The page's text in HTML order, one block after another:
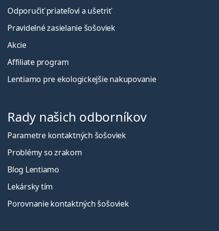
Odporučiť priateľovi a ušetriť
Pravidelné zasielanie šošoviek
Akcie
Affiliate program
Lentiamo pre ekologickejšie nakupovanie
Rady našich odborníkov
Parametre kontaktných šošoviek
Problémy so zrakom
Blog Lentiamo
Lekársky tím
Porovnanie kontaktných šošoviek